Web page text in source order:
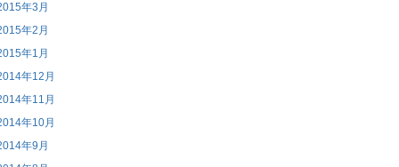
年3月
年2月
年1月
年12月
年11月
年10月
年9月